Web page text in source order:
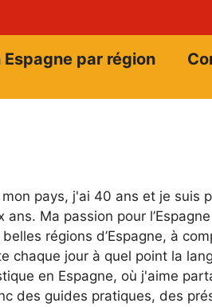
par région
pays, j'ai 40 ans et je suis
Ma passion pour
régions d’Espagne, à
chaque jour à quel point la
en Espagne, où j'aime
des guides pratiques, des